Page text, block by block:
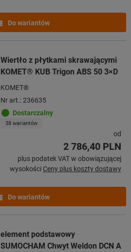
Do wariantów
Wiertło z płytkami skrawającymi
KOMET® KUB Trigon ABS 50 3×D
KOMET®
Nr art.: 236635
Dostarczalny
38 wariantów
od
2 786,40 PLN
plus podatek VAT w obowiązującej
wysokości Ceny plus koszty dostawy
Do wariantów
element podstawowy
SUMOCHAM Chwyt Weldon DCN A